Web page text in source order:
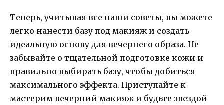
Теперь, учитывая все наши советы, вы можете
легко нанести базу под макияж и создать
идеальную основу для вечернего образа. Не
забывайте о тщательной подготовке кожи и
правильно выбирать базу, чтобы добиться
максимального эффекта. Приступайте к
мастерим вечерний макияж и будьте звездой